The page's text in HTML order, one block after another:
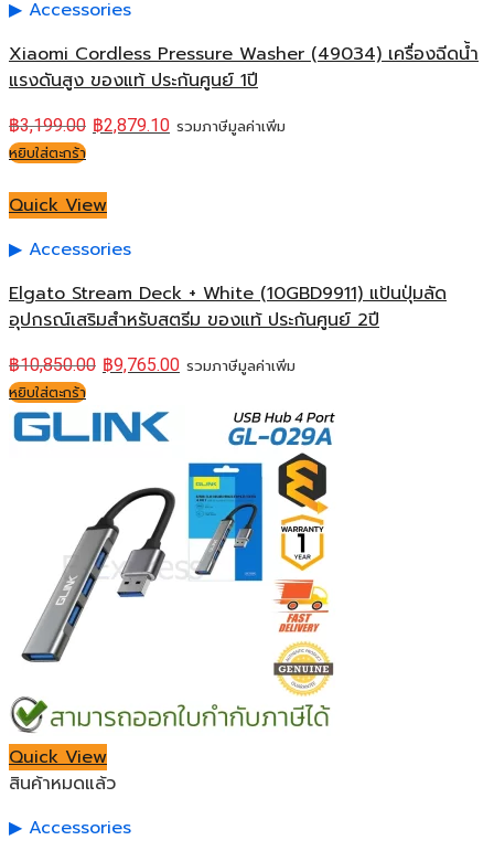
Accessories
Xiaomi Cordless Pressure Washer (49034) เครื่องฉีดน้ำ
แรงดันสูง ของแท้ ประกันศูนย์ 1ปี
฿3,199.00 ฿2,879.10 รวมภาษีมูลค่าเพิ่ม
หยิบใส่ตะกร้า
Quick View
Accessories
Elgato Stream Deck + White (10GBD9911) แป้นปุ่มลัด
อุปกรณ์เสริมสำหรับสตรีม ของแท้ ประกันศูนย์ 2ปี
฿10,850.00 ฿9,765.00 รวมภาษีมูลค่าเพิ่ม
หยิบใส่ตะกร้า
Quick View
สินค้าหมดแล้ว
Accessories